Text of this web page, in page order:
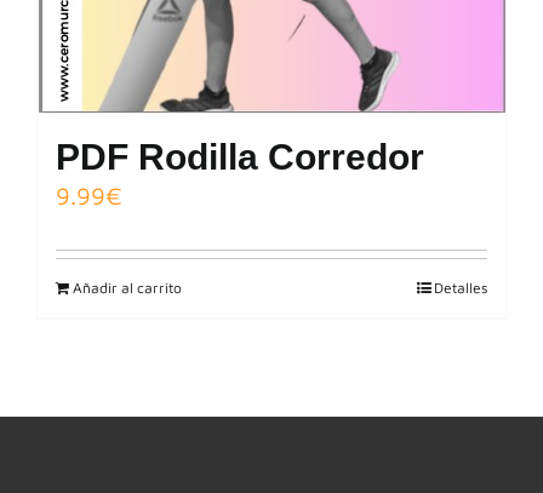
PDF Rodilla Corredor
9.99€
Añadir al carrito Detalles